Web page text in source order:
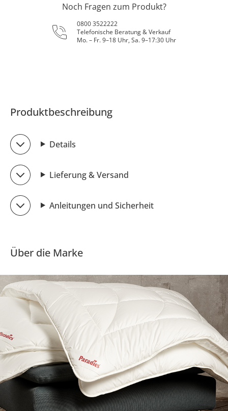
Noch Fragen zum Produkt?
0800 3522222
Telefonische Beratung & Verkauf
Mo. – Fr. 9–18 Uhr, Sa. 9–17:30 Uhr
Produktbeschreibung
Details
Lieferung & Versand
Anleitungen und Sicherheit
Über die Marke